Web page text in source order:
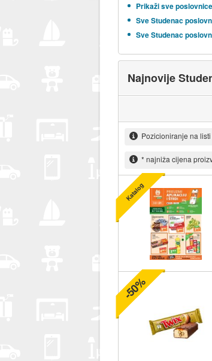
Prikaži sve poslovnice
Sve Studenac
Sve Studenac
Najnovije
Pozicioniranje na
* najniža cijena
Katalog
-50%